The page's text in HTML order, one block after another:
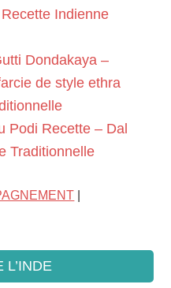
Indienne
Dondakaya –
de style ethra
Podi Recette – Dal
Traditionnelle